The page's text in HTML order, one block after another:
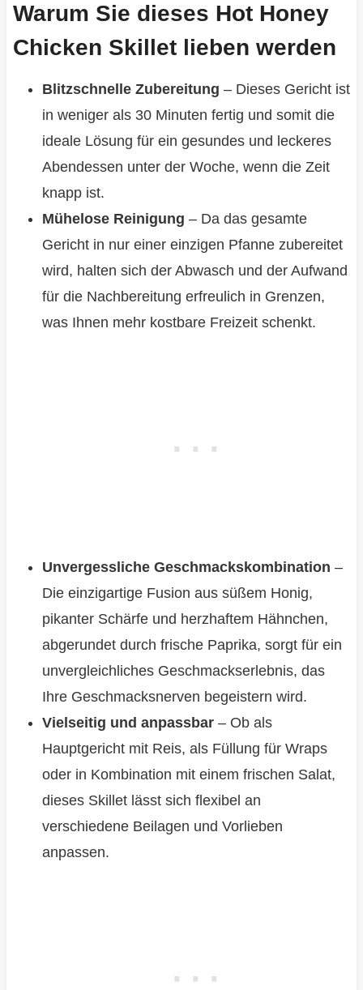
Warum Sie dieses Hot Honey
Chicken Skillet lieben werden
Blitzschnelle Zubereitung – Dieses Gericht ist
in weniger als 30 Minuten fertig und somit die
ideale Lösung für ein gesundes und leckeres
Abendessen unter der Woche, wenn die Zeit
knapp ist.
Mühelose Reinigung – Da das gesamte
Gericht in nur einer einzigen Pfanne zubereitet
wird, halten sich der Abwasch und der Aufwand
für die Nachbereitung erfreulich in Grenzen,
was Ihnen mehr kostbare Freizeit schenkt.
Unvergessliche Geschmackskombination –
Die einzigartige Fusion aus süßem Honig,
pikanter Schärfe und herzhaftem Hähnchen,
abgerundet durch frische Paprika, sorgt für ein
unvergleichliches Geschmackserlebnis, das
Ihre Geschmacksnerven begeistern wird.
Vielseitig und anpassbar– Ob als
Hauptgericht mit Reis, als Füllung für Wraps
oder in Kombination mit einem frischen Salat,
dieses Skillet lässt sich flexibel an
verschiedene Beilagen und Vorlieben
anpassen.